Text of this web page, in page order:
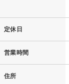
定休日
営業時間
住所